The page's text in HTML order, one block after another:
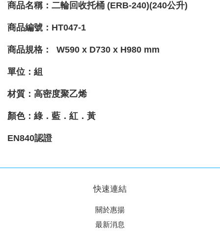
商品名稱：二輪回收托桶 (ERB-240)(240公升)
商品編號：HT047-1
商品規格： W590 x D730 x H980 mm
單位：組
材質 ：高密度聚乙烯
顏色：綠．藍．紅．黃
EN840認證
快速連結
關於惠揚
最新消息